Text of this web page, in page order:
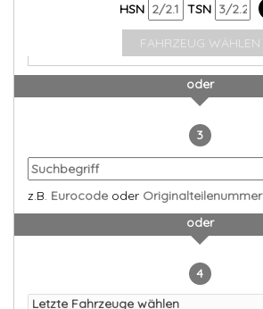
HSN
TSN
FAHRZEUG WÄHLEN
oder
3
z.B. Eurocode oder Originalteilenummer
oder
4